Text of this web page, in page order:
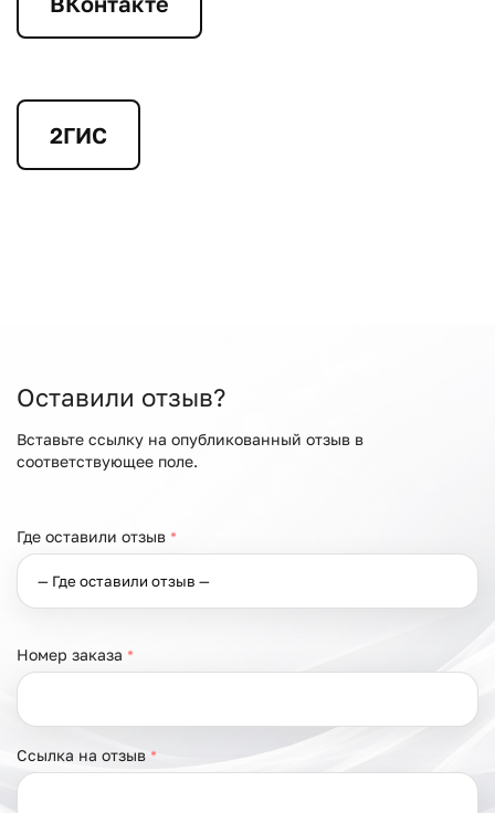
2ГИС
Оставили отзыв?
Вставьте ссылку на опубликованный отзыв в
соответствующее поле.
Где оставили отзыв *
Номер заказа *
Ссылка на отзыв *